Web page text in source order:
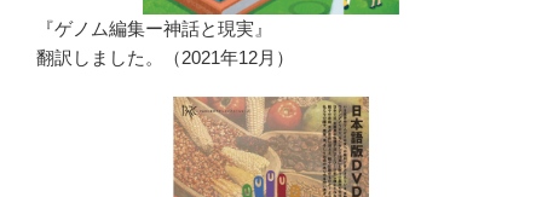
『ゲノム編集ー神話と現実』
翻訳しました。（2021年12月）